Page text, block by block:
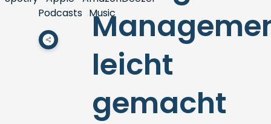
Podcasts Music
leicht
gemacht